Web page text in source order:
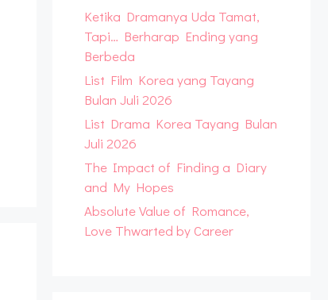
Ketika Dramanya Uda Tamat,
Tapi… Berharap Ending yang
Berbeda
List Film Korea yang Tayang
Bulan Juli 2026
List Drama Korea Tayang Bulan
Juli 2026
The Impact of Finding a Diary
and My Hopes
Absolute Value of Romance,
Love Thwarted by Career